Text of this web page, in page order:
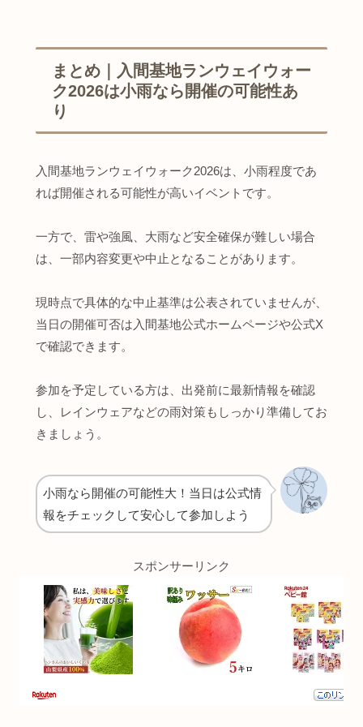
まとめ｜入間基地ランウェイウォー
ク2026は小雨なら開催の可能性あ
り
入間基地ランウェイウォーク2026は、小雨程度であ
れば開催される可能性が高いイベントです。
一方で、雷や強風、大雨など安全確保が難しい場合
は、一部内容変更や中止となることがあります。
現時点で具体的な中止基準は公表されていませんが、
当日の開催可否は入間基地公式ホームページや公式X
で確認できます。
参加を予定している方は、出発前に最新情報を確認
し、レインウェアなどの雨対策もしっかり準備してお
きましょう。
小雨なら開催の可能性大！当日は公式情
報をチェックして安心して参加しよう
スポンサーリンク